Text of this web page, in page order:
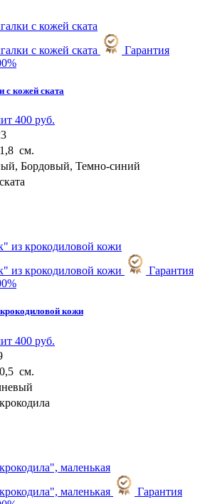
Гарантия
с кожей ската
400 руб.
см.
Бордовый, Темно-синий
Гарантия
кожи
400 руб.
см.
Гарантия